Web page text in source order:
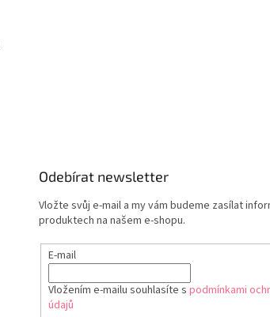
Odebírat newsletter
Vložte svůj e-mail a my vám budeme zasílat
produktech na našem e-shopu.
E-mail
Vložením e-mailu souhlasíte s podmínkami
údajů